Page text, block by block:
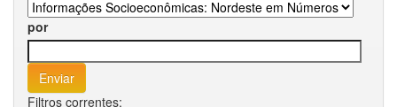
por
Filtros correntes: